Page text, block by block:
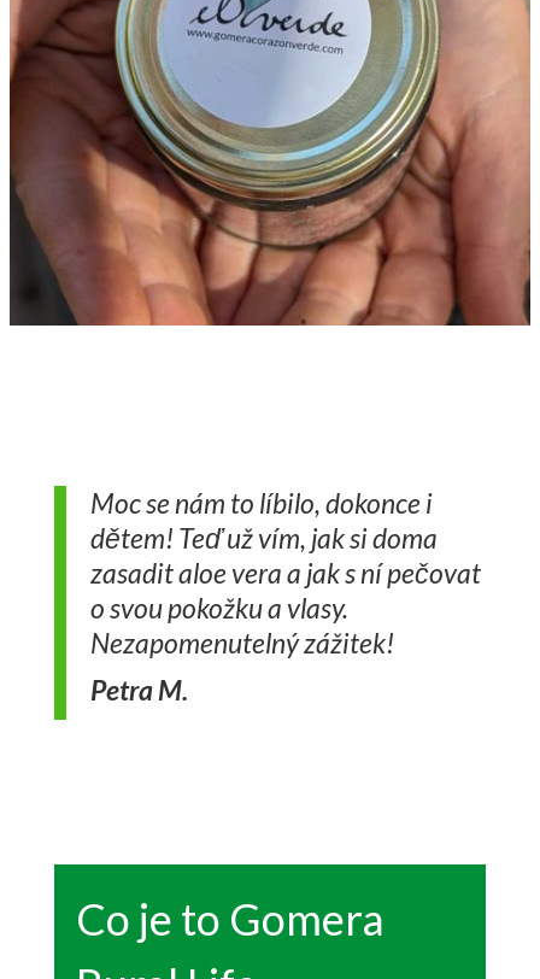
Moc se nám to líbilo, dokonce i
dětem! Teď už vím, jak si doma
zasadit aloe vera a jak s ní pečovat
o svou pokožku a vlasy.
Nezapomenutelný zážitek!
Petra M.
Co je to Gomera